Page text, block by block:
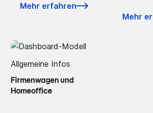
Mehr erfahren
Mehr
Allgemeine Infos
Firmenwagen und
Homeoffice